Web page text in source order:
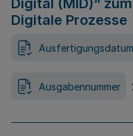
Digital (MID)“
Digitale Prozesse
Ausfertigungsdatum
Ausgabennummer